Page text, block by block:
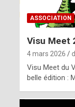
ASSOCIATION
Visu Meet
4 mars 2026
Visu Meet du
belle édition :